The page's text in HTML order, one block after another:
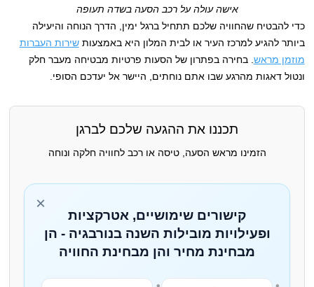
אישה עולה על רכב הסעה בשדה תעופה
כדי להבטיח שהחוויה שלכם תתחיל ברגל ימין, הדרך הנוחה והיעילה
ביותר להגיע למרכז העיר או לבית המלון היא באמצעותשירות העברות
מוזמן מראש . בחירה בפתרון של הסעות פרטיות מבטיחה מעבר חלק
ונטול דאגות מהרגע שבו אתם נוחתים, היישר אל יעדכם הסופי.
תכננו את ההגעה שלכם לברגן
הזמינו מראש הסעה, טיסה או רכב לחוויה חלקה ונוחה
×
קישורים שימושיים, אטרקציות
ופעילויות מובילות השנה בנורבגיה - הן
מבחינת מחיר והן מבחינת החוויה